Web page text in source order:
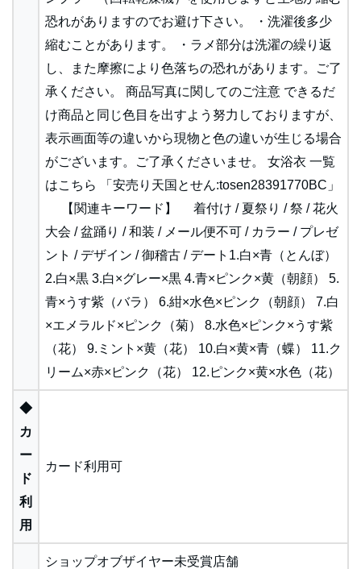
恐れがありますのでお避け下さい。 ・洗濯後多少
縮むことがあります。 ・ラメ部分は洗濯の繰り返
し、また摩擦により色落ちの恐れがあります。ご了
承ください。 商品写真に関してのご注意 できるだ
け商品と同じ色目を出すよう努力しておりますが、
表示画面等の違いから現物と色の違いが生じる場合
がございます。ご了承くださいませ。 女浴衣 一覧
はこちら 「安売り天国とせん:tosen28391770BC」
【関連キーワード】 着付け / 夏祭り / 祭 / 花火
大会 / 盆踊り / 和装 / メール便不可 / カラー / プレゼ
ント / デザイン / 御稽古 / デート1.白×青（とんぼ）
2.白×黒 3.白×グレー×黒 4.青×ピンク×黄（朝顔） 5.
青×うす紫（バラ） 6.紺×水色×ピンク（朝顔） 7.白
×エメラルド×ピンク（菊） 8.水色×ピンク×うす紫
（花） 9.ミント×黄（花） 10.白×黄×青（蝶） 11.ク
リーム×赤×ピンク（花） 12.ピンク×黄×水色（花）
◆
カ
ー
ド
利
用
カード利用可
ショップオブザイヤー未受賞店舗